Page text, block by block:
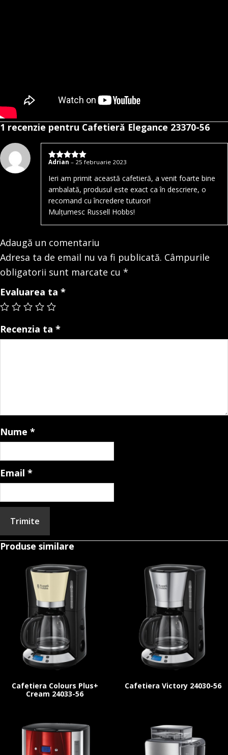
1 recenzie pentru Cafetieră Elegance 23370-56
Evaluat la 5 stele din 5
Adrian – 25 februarie 2023
Ieri am primit această cafetieră, a venit foarte bine
ambalată, produsul este exact ca în descriere, o
recomand cu încredere tuturor!
Mulțumesc Russell Hobbs!
Adaugă un comentariu
Adresa ta de email nu va fi publicată. Câmpurile
obligatorii sunt marcate cu *
Evaluarea ta *
Recenzia ta *
Nume *
Email *
Produse similare
Cafetiera Colours Plus+
Cream 24033-56
Cafetiera Victory 24030-56